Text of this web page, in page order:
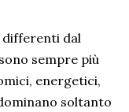
differenti dal
sempre più
energetici,
soltanto